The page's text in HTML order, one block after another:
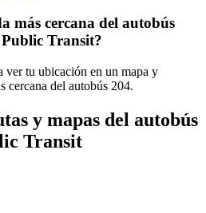
más cercana del autobús
Public Transit?
ver tu ubicación en un mapa y
cercana del autobús 204.
y mapas del autobús
Transit